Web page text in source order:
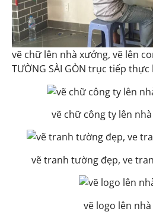
vẽ chữ lên nhà xưởng, vẽ lên
TƯỜNG SÀI GÒN trục tiếp thực
vẽ chữ công ty lên
vẽ tranh tường đẹp, ve
vẽ logo lên